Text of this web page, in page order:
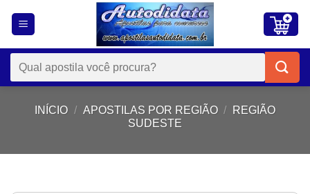
Pesquisar
por:
INÍCIO / APOSTILAS POR REGIÃO /
REGIÃO
SUDESTE